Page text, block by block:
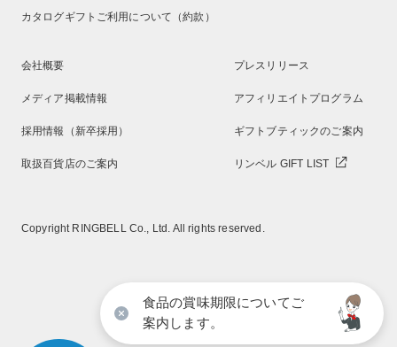
カタログギフトご利用について（約款）
会社概要 プレスリリース
メディア掲載情報 アフィリエイトプログラム
採用情報（新卒採用） ギフトブティックのご案内
取扱百貨店のご案内 リンベル GIFT LIST
Copyright RINGBELL Co., Ltd. All rights reserved.
食品の賞味期限についてご
案内します。